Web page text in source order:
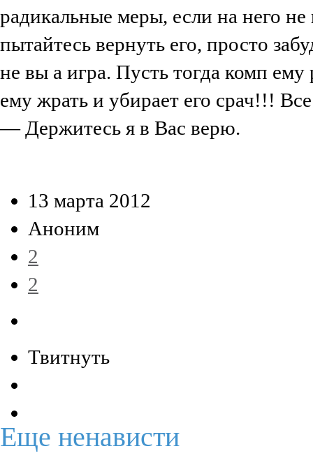
радикальные меры, если на него
пытайтесь вернуть его, просто
не вы а игра. Пусть тогда комп ему
ему жрать и убирает его срач!!!
— Держитесь я в Вас верю.
13 марта 2012
Аноним
2
2
Твитнуть
Еще ненависти